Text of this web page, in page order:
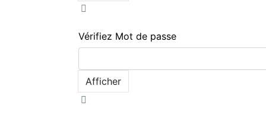
Vérifiez Mot de passe
Afficher